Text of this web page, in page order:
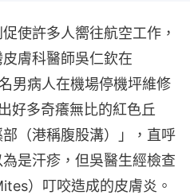
使許多人嚮往航空工作，
膚科醫師吳仁欽在
男病人在機場停機坪維修
好多奇癢無比的紅色丘
（港稱腹股溝）」，直呼
為是汗疹，但吳醫生經檢查
）叮咬造成的皮膚炎。